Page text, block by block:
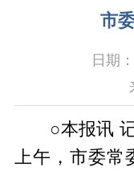
市
日期
○本报讯 记
上午，市委